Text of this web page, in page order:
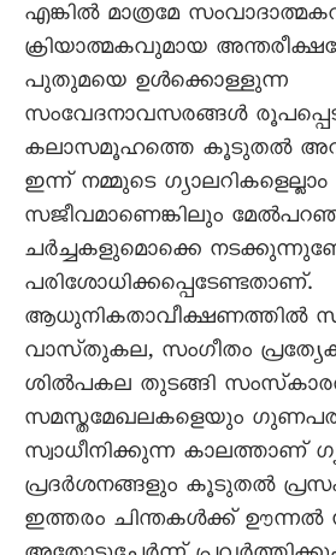
എങ്കിൽ മാത്രമേ
ക്രിയാത്മകവുമായ
പുതുമയെ ഉൾക്കൊള്ളുന്ന
സംവേദനാവസരങ്ങൾ
കലാസമൂഹത്തെ കൂടുതൽ
ഇന്ന്‌ നമ്മുടെ ഗ്യാലറികളെല്ലാം
സജീവമാണെങ്കിലും
ചർച്ചകളുമൊക്കെ
പരിശോധിക്കപ്പെടേണ്ടതാണ്‌.
ആധുനികതാവീക്ഷണത്തിൽ
വാസ്‌തുകല, സംഗീതം
ശിൽപകല തുടങ്ങി
സമസ്തമേഖലകളെയും
സ്വാധീനിക്കുന്ന കാലത്താണ്‌
പ്രദർശനങ്ങളും കൂടുതൽ
ഇത്തരം ചിന്തകൾക്ക്‌